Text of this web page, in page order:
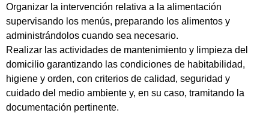
Organizar la intervención relativa a la alimentación
supervisando los menús, preparando los alimentos y
administrándolos cuando sea necesario.
Realizar las actividades de mantenimiento y limpieza del
domicilio garantizando las condiciones de habitabilidad,
higiene y orden, con criterios de calidad, seguridad y
cuidado del medio ambiente y, en su caso, tramitando la
documentación pertinente.